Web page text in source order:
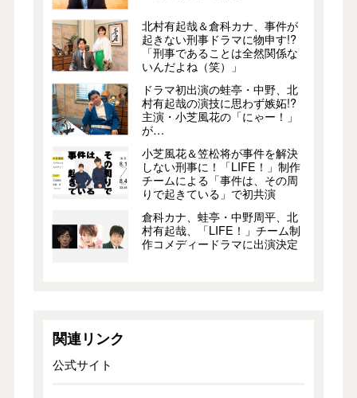
北村有起哉＆倉科カナ、事件が
起きない刑事ドラマに物申す!?
「刑事であることは全然関係な
いんだよね（笑）」
ドラマ初出演の蛙亭・中野、北
村有起哉の演技に思わず嫉妬!?
主演・小芝風花の「にゃー！」
が…
小芝風花＆笠松将が事件を解決
しない刑事に！「LIFE！」制作
チームによる「事件は、その周
りで起きている」で初共演
倉科カナ、蛙亭・中野周平、北
村有起哉、「LIFE！」チーム制
作コメディードラマに出演決定
関連リンク
公式サイト